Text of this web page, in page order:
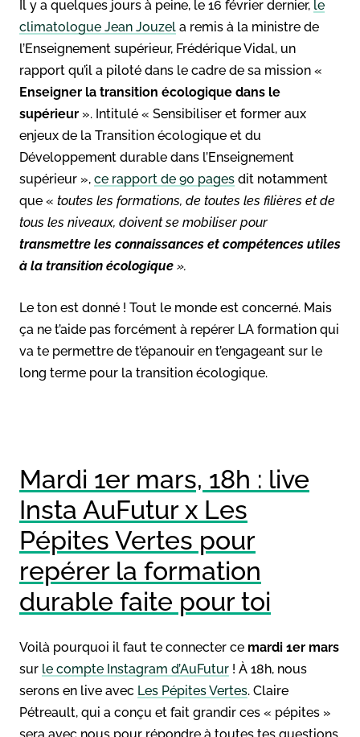
Il y a quelques jours à peine, le 16 février dernier, le
climatologue Jean Jouzel a remis à la ministre de
l’Enseignement supérieur, Frédérique Vidal, un
rapport qu’il a piloté dans le cadre de sa mission «
Enseigner la transition écologique dans le
supérieur ». Intitulé « Sensibiliser et former aux
enjeux de la Transition écologique et du
Développement durable dans l’Enseignement
supérieur », ce rapport de 90 pages dit notamment
que « toutes les formations, de toutes les filières et de
tous les niveaux, doivent se mobiliser pour
transmettre les connaissances et compétences utiles
à la transition écologique ».
Le ton est donné ! Tout le monde est concerné. Mais
ça ne t’aide pas forcément à repérer LA formation qui
va te permettre de t’épanouir en t’engageant sur le
long terme pour la transition écologique.
Mardi 1er mars, 18h : live
Insta AuFutur x Les
Pépites Vertes pour
repérer la formation
durable faite pour toi
Voilà pourquoi il faut te connecter ce mardi 1er mars
sur le compte Instagram d’AuFutur ! À 18h, nous
serons en live avec Les Pépites Vertes. Claire
Pétreault, qui a conçu et fait grandir ces « pépites »